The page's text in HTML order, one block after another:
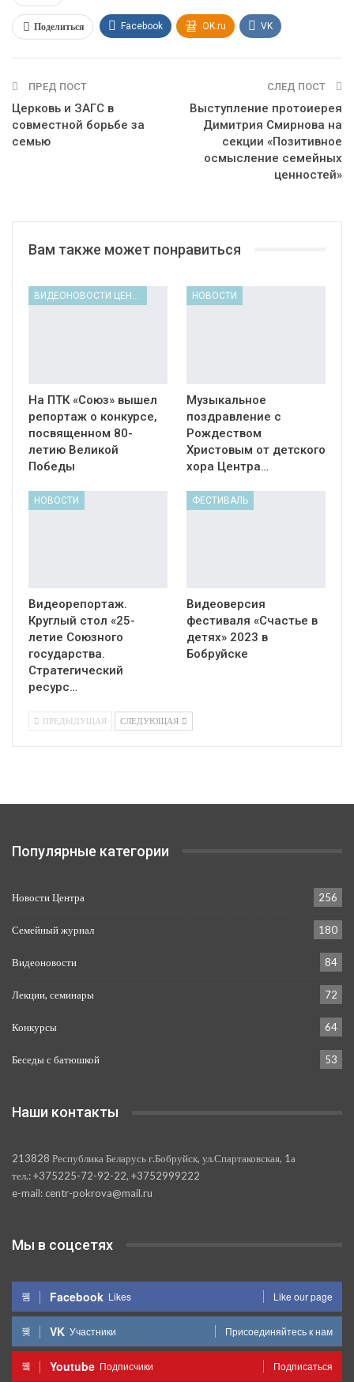
Поделиться Facebook OK.ru VK
ПРЕД ПОСТ
Церковь и ЗАГС в
совместной борьбе за
семью
СЛЕД ПОСТ
Выступление протоиерея
Димитрия Смирнова на
секции «Позитивное
осмысление семейных
ценностей»
Вам также может понравиться
ВИДЕОНОВОСТИ ЦЕНТРА
На ПТК «Союз» вышел
репортаж о конкурсе,
посвященном 80-
летию Великой
Победы
НОВОСТИ
Музыкальное
поздравление с
Рождеством
Христовым от детского
хора Центра…
НОВОСТИ
Видеорепортаж.
Круглый стол «25-
летие Союзного
государства.
Стратегический
ресурс…
ФЕСТИВАЛЬ
Видеоверсия
фестиваля «Счастье в
детях» 2023 в
Бобруйске
ПРЕДЫДУЩАЯ СЛЕДУЮЩАЯ
Популярные категории
Новости Центра 256
Семейный журнал 180
Видеоновости 84
Лекции, семинары 72
Конкурсы 64
Беседы с батюшкой 53
Наши контакты
213828 Республика Беларусь г.Бобруйск, ул.Спартаковская, 1а
тел.: +375225-72-92-22, +3752999222
e-mail: centr-pokrova@mail.ru
Мы в соцсетях
Facebook Likes Like our page
VK Участники Присоединяйтесь к нам
Youtube Подписчики Подписаться